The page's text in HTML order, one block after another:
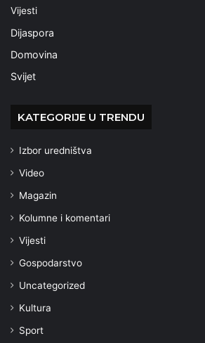
Vijesti
Dijaspora
Domovina
Svijet
KATEGORIJE U TRENDU
Izbor uredništva
Video
Magazin
Kolumne i komentari
Vijesti
Gospodarstvo
Uncategorized
Kultura
Sport